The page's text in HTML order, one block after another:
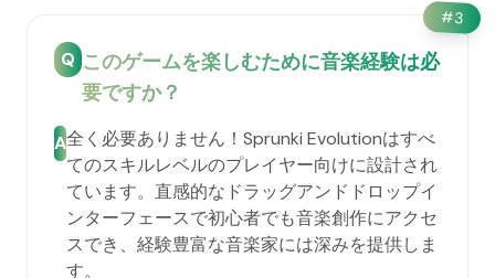
#3
Q このゲームを楽しむために音楽経験は必
要ですか？
A全く必要ありません！Sprunki Evolutionはすべ
てのスキルレベルのプレイヤー向けに設計され
ています。直感的なドラッグアンドドロップイ
ンターフェースで初心者でも音楽創作にアクセ
スでき、経験豊富な音楽家には深みを提供しま
す。